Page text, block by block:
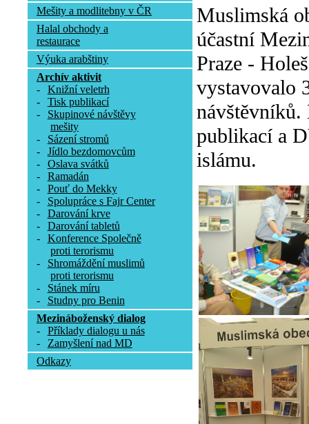
Mešity a modlitebny v ČR
Halal obchody a
restaurace
Výuka arabštiny
Archív aktivit
-
Knižní veletrh
-
Tisk publikací
-
Skupinové návštěvy
mešity
-
Sázení stromů
-
Jídlo bezdomovcům
-
Oslava svátků
-
Ramadán
-
Pouť do Mekky
-
Spolupráce s Fajr Center
-
Darování krve
-
Darování tabletů
-
Konference Společně
proti terorismu
-
Shromáždění muslimů
proti terorismu
-
Stánek míru
-
Studny pro Benin
Mezináboženský dialog
-
Příklady dialogu u nás
-
Zamyšlení nad MD
Odkazy
Muslimská
účastní
Praze -
vystavovalo
návštěvníků.
publikací a
islámu.